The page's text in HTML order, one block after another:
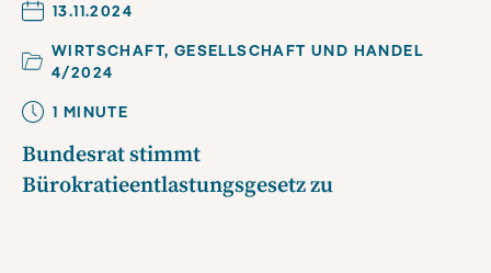
13.11.2024
WIRTSCHAFT, GESELLSCHAFT UND HANDEL
4/2024
1 MINUTE
Bundesrat stimmt
Bürokratieentlastungsgesetz zu